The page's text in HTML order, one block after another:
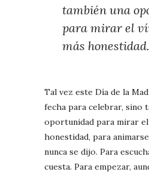
también una
para mirar el
más honestidad.
Tal vez este Día de la
fecha para celebrar, sino
oportunidad para mirar el
honestidad, para
nunca se dijo. Para
cuesta. Para empezar,